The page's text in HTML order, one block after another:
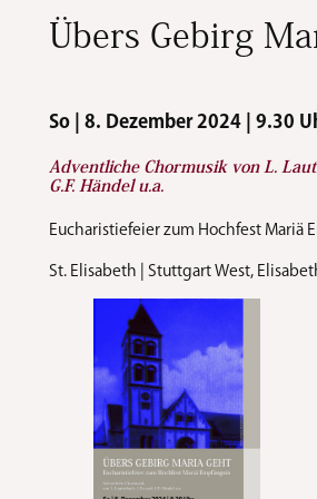
Übers Gebirg
So | 8. Dezember 2024 | 9.30
Adventliche Chormusik von L.
G.F. Händel u.a.
Eucharistiefeier zum Hochfest Mariä
St. Elisabeth | Stuttgart West,